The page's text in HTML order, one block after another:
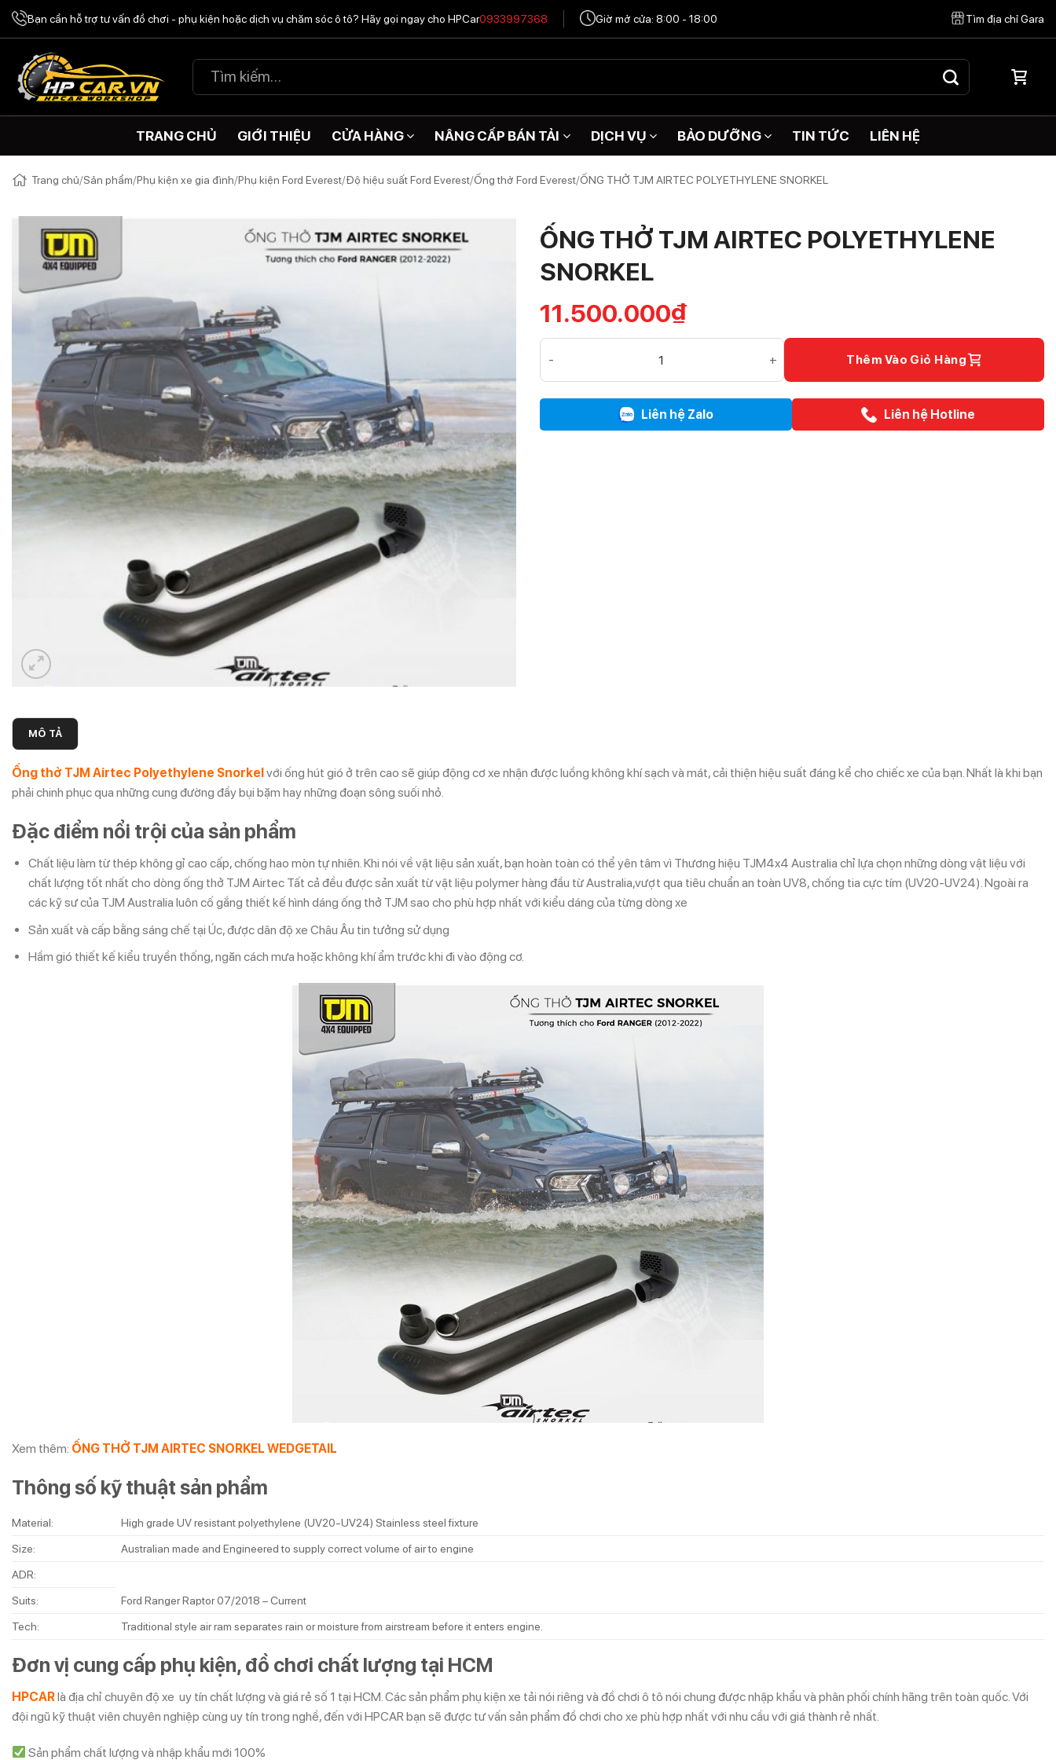
Chuyển
đến
dung
Bạn cần hỗ trợ tư vấn đồ chơi - phụ kiện hoặc dịch vụ chăm sóc ô tô? Hãy gọi ngay cho HPCar0933997368 Giờ mở cửa: 8:00 - 18:00 Tìm địa chỉ Gara
Tìm
kiếm:
TRANG CHỦ GIỚI THIỆU CỬA HÀNG NÂNG CẤP BÁN TẢI DỊCH VỤ BẢO DƯỠNG TIN TỨC LIÊN HỆ
Trang chủ/Sản phẩm/Phụ kiện xe gia đình/Phụ kiện Ford Everest/Độ hiệu suất Ford Everest/Ống thở Ford Everest/ỐNG THỞ TJM AIRTEC POLYETHYLENE SNORKEL
ỐNG THỞ TJM AIRTEC POLYETHYLENE
SNORKEL
11.500.000₫
ỐNG THỞ TJM AIRTEC POLYETHYLENE SNORKEL số lượng
Thêm Vào Giỏ Hàng
Liên hệ Zalo Liên hệ Hotline
MÔ TẢ
Ống thở TJM Airtec Polyethylene Snorkelvới ống hút gió ở trên cao sẽ giúp động cơ xe nhận được luồng không khí sạch và mát, cải thiện hiệu suất đáng kể cho chiếc xe của bạn. Nhất là khi bạn
phải chinh phục qua những cung đường đầy bụi bặm hay những đoạn sông suối nhỏ.
Đặc điểm nổi trội của sản phẩm
Chất liệu làm từ thép không gỉ cao cấp, chống hao mòn tự nhiên. Khi nói về vật liệu sản xuất, bạn hoàn toàn có thể yên tâm vì Thương hiệu TJM4x4 Australia chỉ lựa chọn những dòng vật liệu với
chất lượng tốt nhất cho dòng ống thở TJM Airtec Tất cả đều được sản xuất từ vật liệu polymer hàng đầu từ Australia,vượt qua tiêu chuẩn an toàn UV8, chống tia cực tím (UV20-UV24). Ngoài ra
các kỹ sư của TJM Australia luôn cố gắng thiết kế hình dáng ống thở TJM sao cho phù hợp nhất với kiểu dáng của từng dòng xe
Sản xuất và cấp bằng sáng chế tại Úc, được dân độ xe Châu Âu tin tưởng sử dụng
Hầm gió thiết kế kiểu truyền thống, ngăn cách mưa hoặc không khí ẩm trước khi đi vào động cơ.
Xem thêm: ỐNG THỞ TJM AIRTEC SNORKEL WEDGETAIL
Thông số kỹ thuật sản phẩm
Material:
High grade UV resistant polyethylene (UV20-UV24) Stainless steel fixture
Size:
Australian made and Engineered to supply correct volume of air to engine
ADR:
Suits:
Ford Ranger Raptor 07/2018 – Current
Tech:
Traditional style air ram separates rain or moisture from airstream before it enters engine.
Đơn vị cung cấp phụ kiện, đồ chơi chất lượng tại HCM
HPCARlà địa chỉ chuyên độ xe uy tín chất lượng và giá rẻ số 1 tại HCM. Các sản phẩm phụ kiện xe tải nói riêng và đồ chơi ô tô nói chung được nhập khẩu và phân phối chính hãng trên toàn quốc. Với
đội ngũ kỹ thuật viên chuyên nghiệp cùng uy tín trong nghề, đến với HPCAR bạn sẽ được tư vấn sản phẩm đồ chơi cho xe phù hợp nhất với nhu cầu với giá thành rẻ nhất.
Sản phẩm chất lượng và nhập khẩu mới 100%